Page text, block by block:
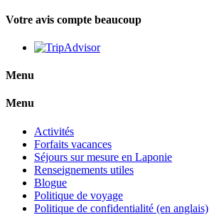
Votre avis compte beaucoup
Menu
Menu
Activités
Forfaits vacances
Séjours sur mesure en Laponie
Renseignements utiles
Blogue
Politique de voyage
Politique de confidentialité (en anglais)